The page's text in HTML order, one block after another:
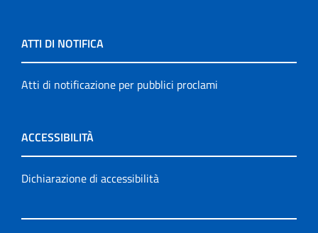
ATTI DI NOTIFICA
Atti di notificazione per pubblici proclami
ACCESSIBILITÀ
Dichiarazione di accessibilità